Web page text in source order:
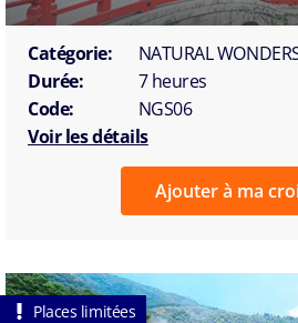
Catégorie:
NATURAL
Durée:
7 heures
Code:
NGS06
Voir les détails
Ajouter à ma
Places limitées